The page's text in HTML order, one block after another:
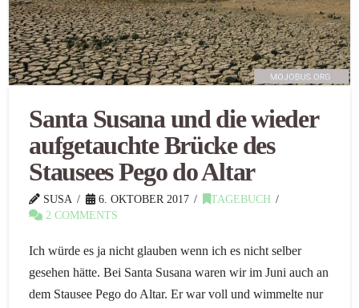
Santa Susana und die wieder
aufgetauchte Brücke des
Stausees Pego do Altar
SUSA 6. OKTOBER 2017
TAGEBUCH
2 COMMENTS
Ich würde es ja nicht glauben wenn ich es nicht selber
gesehen hätte. Bei Santa Susana waren wir im Juni auch an
dem Stausee Pego do Altar. Er war voll und wimmelte nur